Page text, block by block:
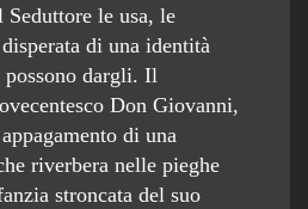
Seduttore le usa, le
di una identità
possono dargli. Il
Don Giovanni,
di una
riverbera nelle pieghe
stroncata del suo